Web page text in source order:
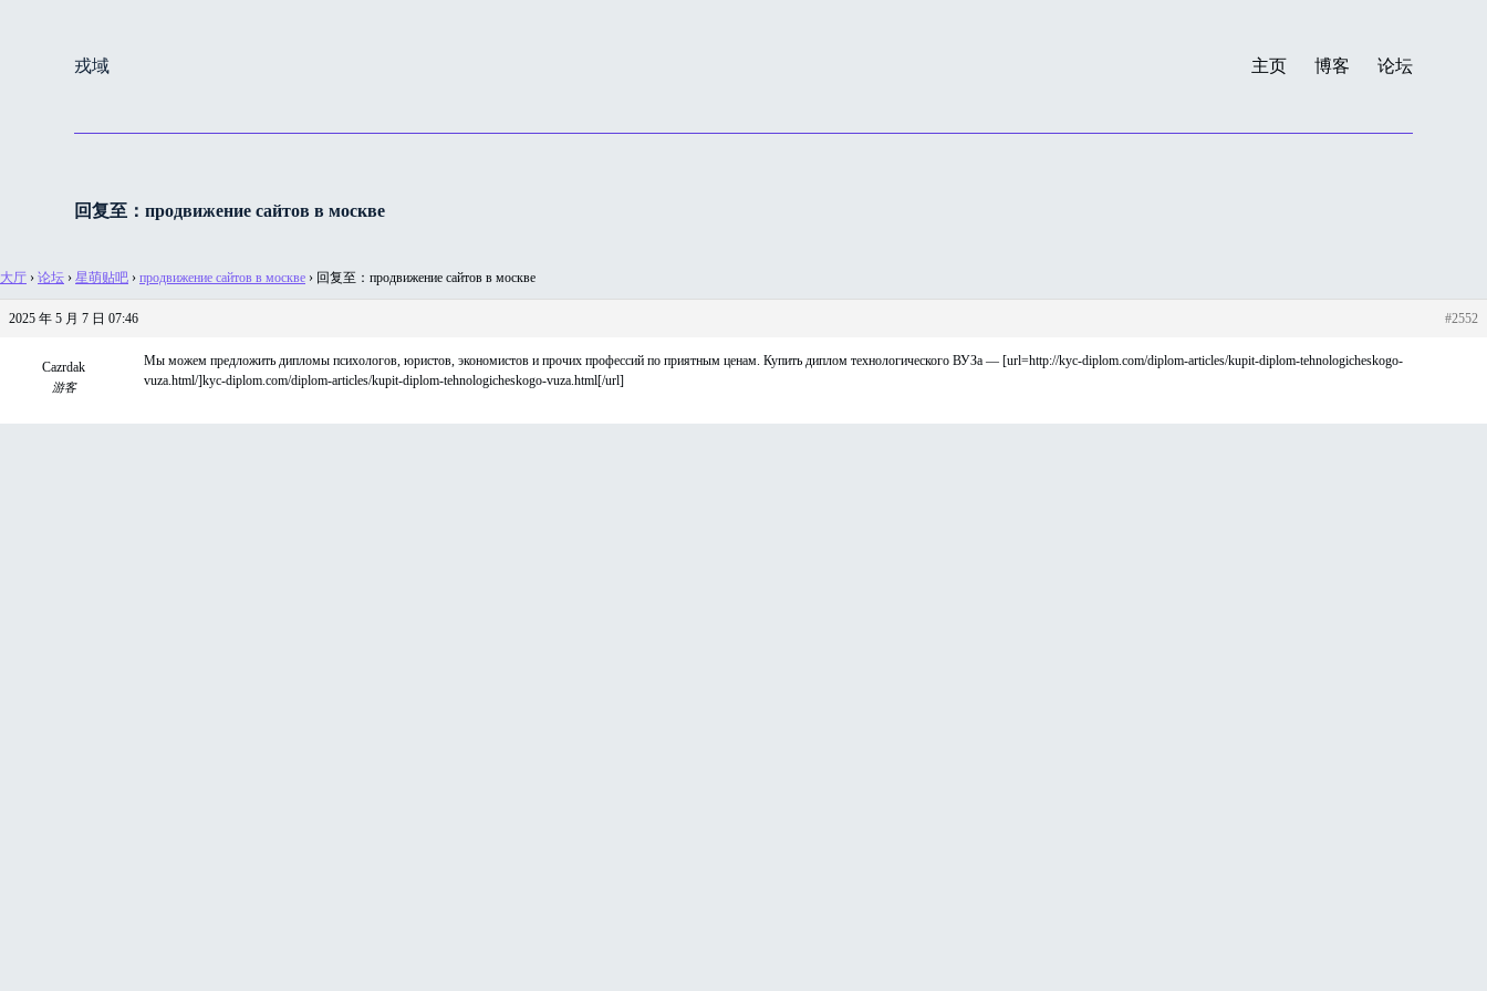
戎域 主页 博客 论坛
回复至：продвижение сайтов в москве
大厅 › 论坛 › 星萌贴吧 › продвижение сайтов в москве › 回复至：продвижение сайтов в москве
2025 年 5 月 7 日 07:46 #2552
Cazrdak
游客
Мы можем предложить дипломы психологов, юристов, экономистов и прочих профессий по приятным ценам. Купить диплом технологического ВУЗа — [url=http://kyc-diplom.com/diplom-articles/kupit-diplom-tehnologicheskogo-
vuza.html/]kyc-diplom.com/diplom-articles/kupit-diplom-tehnologicheskogo-vuza.html[/url]